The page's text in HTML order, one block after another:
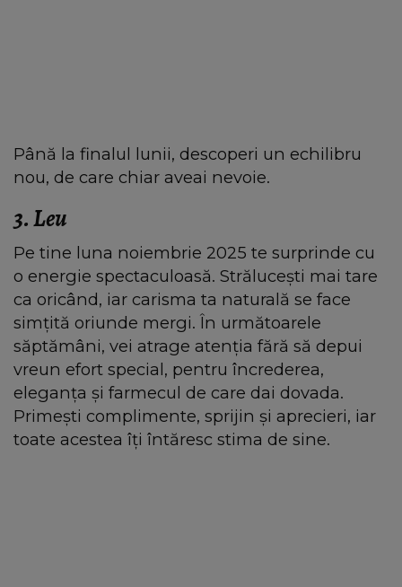
Până la finalul lunii, descoperi un echilibru
nou, de care chiar aveai nevoie.
3. Leu
Pe tine luna noiembrie 2025 te surprinde cu
o energie spectaculoasă. Strălucești mai tare
ca oricând, iar carisma ta naturală se face
simțită oriunde mergi. În următoarele
săptămâni, vei atrage atenția fără să depui
vreun efort special, pentru încrederea,
eleganța și farmecul de care dai dovada.
Primești complimente, sprijin și aprecieri, iar
toate acestea îți întăresc stima de sine.